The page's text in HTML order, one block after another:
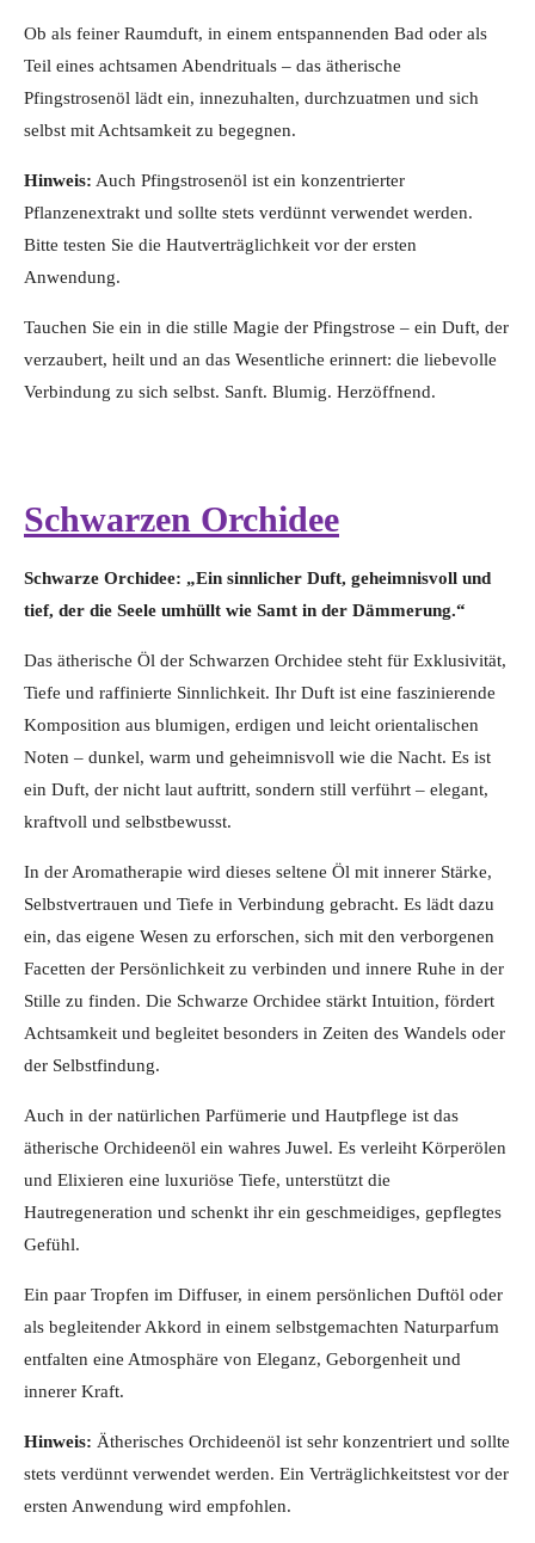
Ob als feiner Raumduft, in einem entspannenden Bad oder als
Teil eines achtsamen Abendrituals – das ätherische
Pfingstrosenöl lädt ein, innezuhalten, durchzuatmen und sich
selbst mit Achtsamkeit zu begegnen.
Hinweis: Auch Pfingstrosenöl ist ein konzentrierter
Pflanzenextrakt und sollte stets verdünnt verwendet werden.
Bitte testen Sie die Hautverträglichkeit vor der ersten
Anwendung.
Tauchen Sie ein in die stille Magie der Pfingstrose – ein Duft, der
verzaubert, heilt und an das Wesentliche erinnert: die liebevolle
Verbindung zu sich selbst. Sanft. Blumig. Herzöffnend.
Schwarzen Orchidee
Schwarze Orchidee: „Ein sinnlicher Duft, geheimnisvoll und
tief, der die Seele umhüllt wie Samt in der Dämmerung.“
Das ätherische Öl der Schwarzen Orchidee steht für Exklusivität,
Tiefe und raffinierte Sinnlichkeit. Ihr Duft ist eine faszinierende
Komposition aus blumigen, erdigen und leicht orientalischen
Noten – dunkel, warm und geheimnisvoll wie die Nacht. Es ist
ein Duft, der nicht laut auftritt, sondern still verführt – elegant,
kraftvoll und selbstbewusst.
In der Aromatherapie wird dieses seltene Öl mit innerer Stärke,
Selbstvertrauen und Tiefe in Verbindung gebracht. Es lädt dazu
ein, das eigene Wesen zu erforschen, sich mit den verborgenen
Facetten der Persönlichkeit zu verbinden und innere Ruhe in der
Stille zu finden. Die Schwarze Orchidee stärkt Intuition, fördert
Achtsamkeit und begleitet besonders in Zeiten des Wandels oder
der Selbstfindung.
Auch in der natürlichen Parfümerie und Hautpflege ist das
ätherische Orchideenöl ein wahres Juwel. Es verleiht Körperölen
und Elixieren eine luxuriöse Tiefe, unterstützt die
Hautregeneration und schenkt ihr ein geschmeidiges, gepflegtes
Gefühl.
Ein paar Tropfen im Diffuser, in einem persönlichen Duftöl oder
als begleitender Akkord in einem selbstgemachten Naturparfum
entfalten eine Atmosphäre von Eleganz, Geborgenheit und
innerer Kraft.
Hinweis: Ätherisches Orchideenöl ist sehr konzentriert und sollte
stets verdünnt verwendet werden. Ein Verträglichkeitstest vor der
ersten Anwendung wird empfohlen.